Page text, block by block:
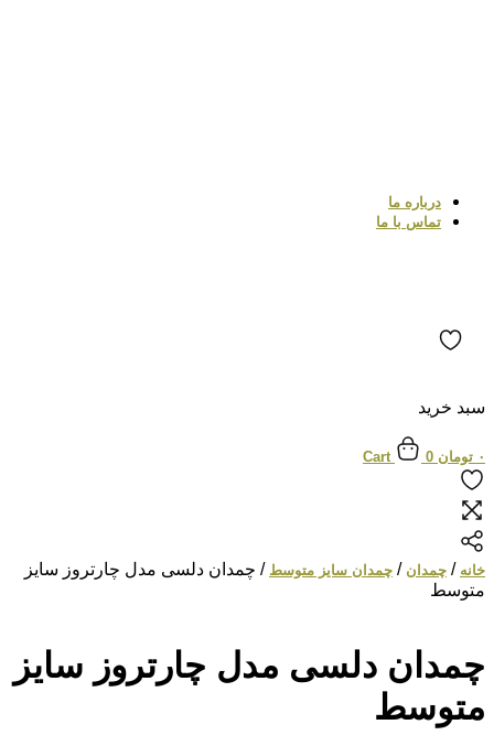
درباره ما
تماس با ما
سبد خرید
تومان 0
Cart
خانه/چمدان/چمدان سایز متوسط/ چمدان دلسی مدل چارتروز سایز
متوسط
چمدان دلسی مدل چارتروز سایز
متوسط